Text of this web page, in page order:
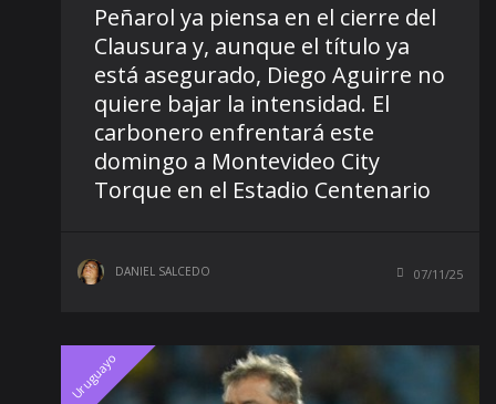
Peñarol ya piensa en el cierre del
Clausura y, aunque el título ya
está asegurado, Diego Aguirre no
quiere bajar la intensidad. El
carbonero enfrentará este
domingo a Montevideo City
Torque en el Estadio Centenario
DANIEL SALCEDO 07/11/25
Uruguayo